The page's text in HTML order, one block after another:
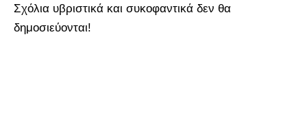
Σχόλια υβριστικά και συκοφαντικά δεν θα
δημοσιεύονται!